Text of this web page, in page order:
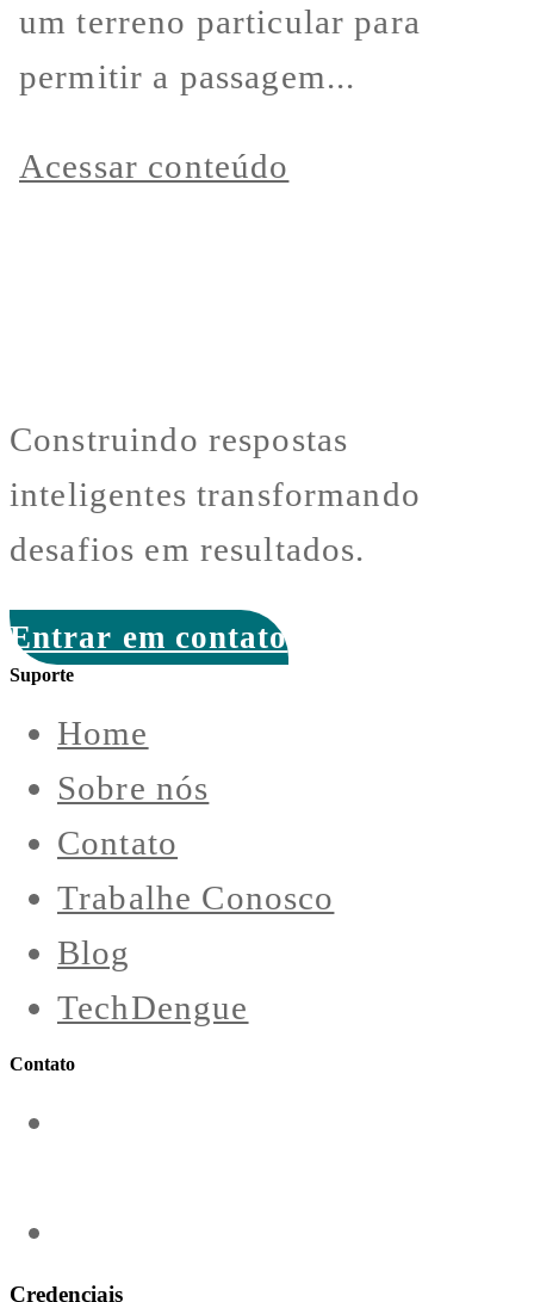
um terreno particular para
permitir a passagem...
Acessar conteúdo
Construindo respostas
inteligentes transformando
desafios em resultados.
Entrar em contato
Suporte
Home
Sobre nós
Contato
Trabalhe Conosco
Blog
TechDengue
Contato
Credenciais